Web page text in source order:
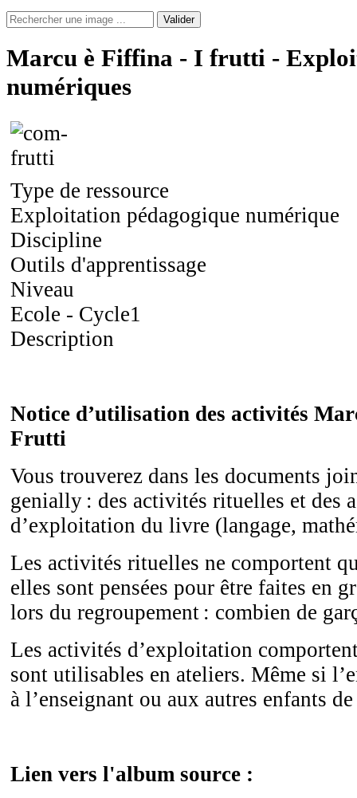
Valider
Marcu è Fiffina - I frutti -
numériques
Type de ressource
Exploitation pédagogique numérique
Discipline
Outils d'apprentissage
Niveau
Ecole - Cycle1
Description
Notice d’utilisation des activités
Frutti
Vous trouverez dans les documents
genially : des activités rituelles et des
d’exploitation du livre (langage,
Les activités rituelles ne comportent
elles sont pensées pour être faites en
lors du regroupement : combien de
Les activités d’exploitation
sont utilisables en ateliers. Même si
à l’enseignant ou aux autres enfants
Lien vers l'album source :